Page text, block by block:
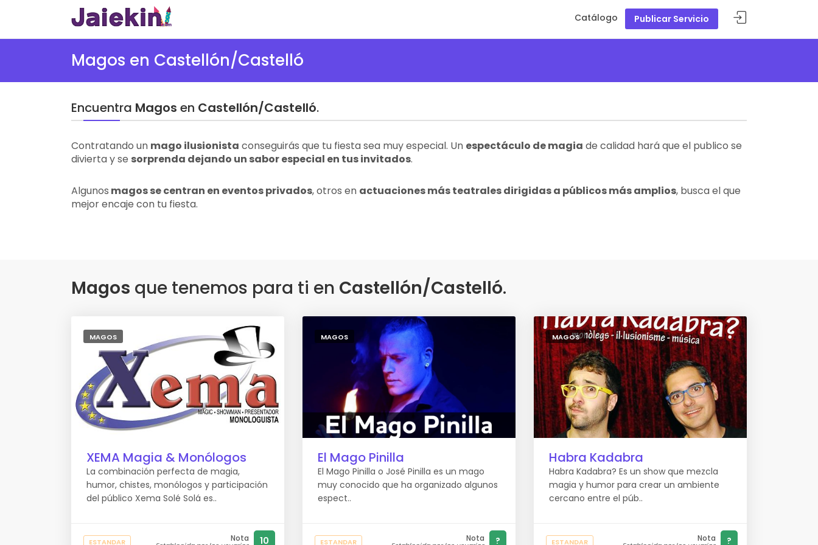
Catálogo Publicar Servicio
Magos en Castellón/Castelló
Encuentra Magos en Castellón/Castelló.
Contratando un mago ilusionista conseguirás que tu fiesta sea muy especial. Un espectáculo de magia de calidad hará que el publico se
divierta y se sorprenda dejando un sabor especial en tus invitados.
Algunos magos se centran en eventos privados, otros en actuaciones más teatrales dirigidas a públicos más amplios, busca el que
mejor encaje con tu fiesta.
Magos que tenemos para ti en Castellón/Castelló.
MAGOS
XEMA Magia & Monólogos
La combinación perfecta de magia,
humor, chistes, monólogos y participación
del público Xema Solé Solá es..
ESTANDAR Nota 10
MAGOS
El Mago Pinilla
El Mago Pinilla o José Pinilla es un mago
muy conocido que ha organizado algunos
espect..
ESTANDAR Nota ?
MAGOS
Habra Kadabra
Habra Kadabra? Es un show que mezcla
magia y humor para crear un ambiente
cercano entre el púb..
ESTANDAR Nota ?